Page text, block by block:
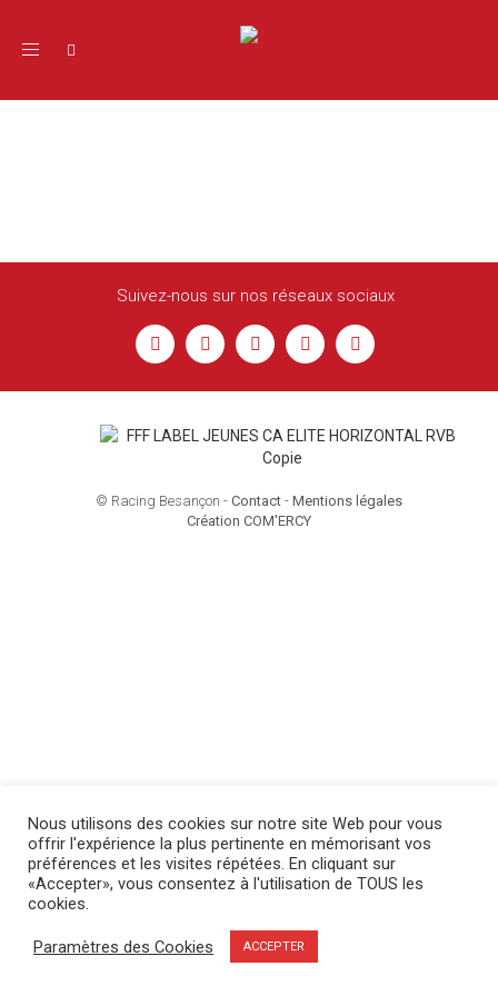
Toggle navigation
Suivez-nous sur nos réseaux sociaux
© Racing Besançon - Contact - Mentions légales
Création COM'ERCY
Nous utilisons des cookies sur notre site Web pour vous
offrir l'expérience la plus pertinente en mémorisant vos
préférences et les visites répétées. En cliquant sur
«Accepter», vous consentez à l'utilisation de TOUS les
cookies.
Paramètres des Cookies ACCEPTER